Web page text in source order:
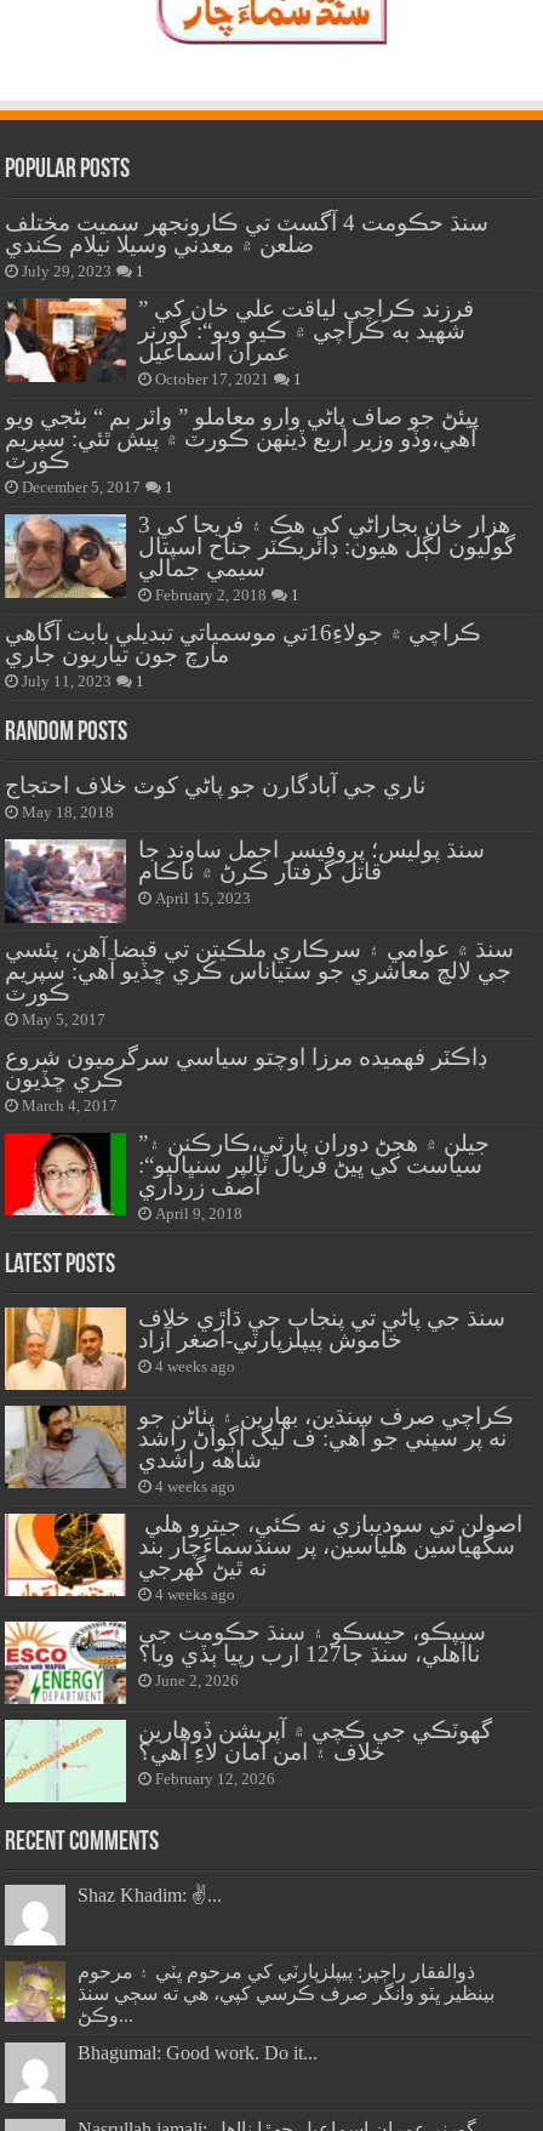
Popular Posts
سنڌ حڪومت 4 آگسٽ تي ڪارونجهر سميت مختلف
ضلعن ۾ معدني وسيلا نيلام ڪندي
July 29, 2023 1
” فرزند ڪراچي لياقت علي خان کي
شهيد به ڪراچي ۾ ڪيو ويو“: گورنر
عمران اسماعيل
October 17, 2021 1
پيئڻ جو صاف پاڻي وارو معاملو ” واٽر بم “ بڻجي ويو
آهي،وڏو وزير اربع ڏينهن ڪورٽ ۾ پيش ٿئي: سپريم
ڪورٽ
December 5, 2017 1
هزار خان بجاراڻي کي هڪ ۽ فريحا کي 3
گوليون لڳل هيون: ڊائريڪٽر جناح اسپتال
سيمي جمالي
February 2, 2018 1
ڪراچي ۾ جولاءِ16تي موسمياتي تبديلي بابت آگاهي
مارچ جون تياريون جاري
July 11, 2023 1
Random Posts
ناري جي آبادگارن جو پاڻي کوٽ خلاف احتجاج
May 18, 2018
سنڌ پوليس؛ پروفيسر اجمل ساوند جا
قاتل گرفتار ڪرڻ ۾ ناڪام
April 15, 2023
سنڌ ۾ عوامي ۽ سرڪاري ملڪيتن تي قبضا آهن، پئسي
جي لالچ معاشري جو ستياناس ڪري ڇڏيو آهي: سپريم
ڪورٽ
May 5, 2017
ڊاڪٽر فهميده مرزا اوچتو سياسي سرگرميون شروع
ڪري ڇڏيون
March 4, 2017
”جيلن ۾ هجڻ دوران پارٽي،ڪارڪنن ۽
سياست کي ڀيڻ فريال ٽالپر سنڀاليو“:
آصف زرداري
April 9, 2018
Latest Posts
سنڌ جي پاڻي تي پنجاب جي ڌاڙي خلاف
خاموش پيپلزپارٽي-اصغر آزاد
4 weeks ago
ڪراچي صرف سنڌين، بهارين ۽ پٺاڻن جو
نه پر سڀني جو آهي: ف ليگ اڳواڻ راشد
شاهه راشدي
4 weeks ago
سگهياسين هلياسين، پر سنڌسماءَچار بند
نه ٿيڻ گهرجي
4 weeks ago
سيپڪو، حيسڪو ۽ سنڌ حڪومت جي
نااهلي، سنڌ جا127 ارب رپيا ٻڏي ويا؟
June 2, 2026
گهوٽڪي جي ڪچي ۾ آپريشن ڏوهارين
خلاف ۽ امن امان لاءِ آهي؟
February 12, 2026
Recent Comments
Shaz Khadim: ✌️...
ذوالفقار راڄپر: پيپلزپارٽي کي مرحوم ڀٽي ۽ مرحوم
بينظير ڀٽو وانگر صرف ڪرسي کپي، هي ته سڄي سنڌ
وڪڻ...
Bhagumal: Good work. Do it...